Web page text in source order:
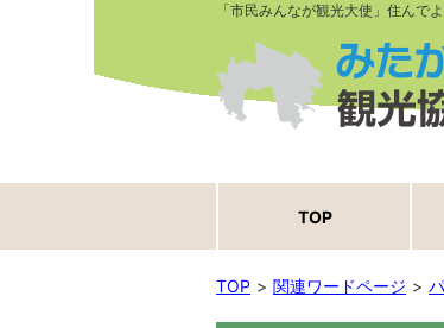
「市民みんなが観光大使」住んで
TOP
TOP 関連ワードページ